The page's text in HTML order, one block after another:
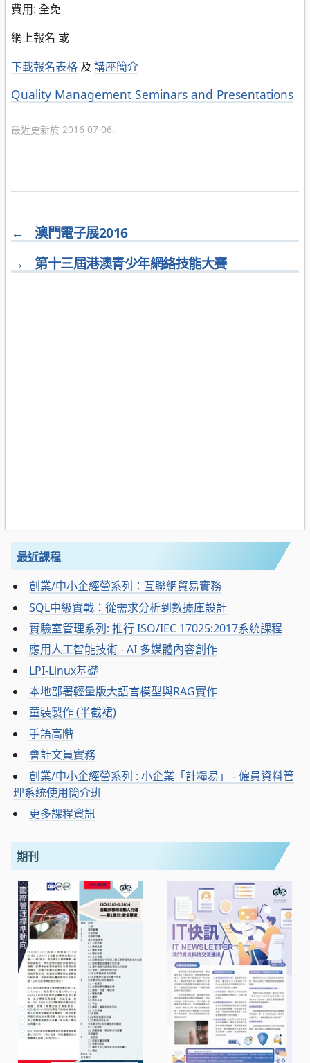
費用: 全免
網上報名 或
下載報名表格 及 講座簡介
分
Quality Management Seminars and Presentations
最近更新於 2016-07-06.
←
澳門電子展2016
→
第十三屆港澳青少年網絡技能大賽
最近課程
創業/中小企經營系列：互聯網貿易實務
SQL中級實戰：從需求分析到數據庫設計
實驗室管理系列: 推行 ISO/IEC 17025:2017系統課程
應用人工智能技術 - AI 多媒體內容創作
LPI-Linux基礎
本地部署輕量版大語言模型與RAG實作
童裝製作 (半截裙)
手語高階
會計文員實務
創業/中小企經營系列 : 小企業「計糧易」 - 僱員資料管
理系統使用簡介班
更多課程資訊
期刊